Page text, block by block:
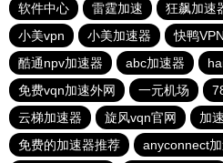
软件中心
雷霆加速 狂飙加速
小美vpn
小美加速器 快鸭VPN
酷通npv加速器
abc加速器
免费vqn加速外网
一元机场
云梯加速器
旋风vqn官网
加
免费的加速器推荐
anyconnect